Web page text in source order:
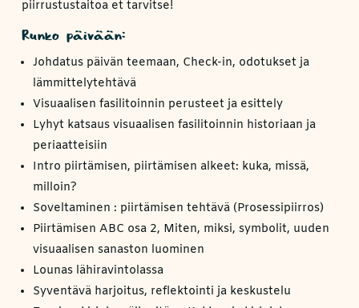
piirrustustaitoa et tarvitse!
Runko päivään:
Johdatus päivän teemaan, Check-in, odotukset ja
lämmittelytehtävä
Visuaalisen fasilitoinnin perusteet ja esittely
Lyhyt katsaus visuaalisen fasilitoinnin historiaan ja
periaatteisiin
Intro piirtämisen, piirtämisen alkeet: kuka, missä,
milloin?
Soveltaminen : piirtämisen tehtävä (Prosessipiirros)
Piirtämisen ABC osa 2, Miten, miksi, symbolit, uuden
visuaalisen sanaston luominen
Lounas lähiravintolassa
Syventävä harjoitus, reflektointi ja keskustelu